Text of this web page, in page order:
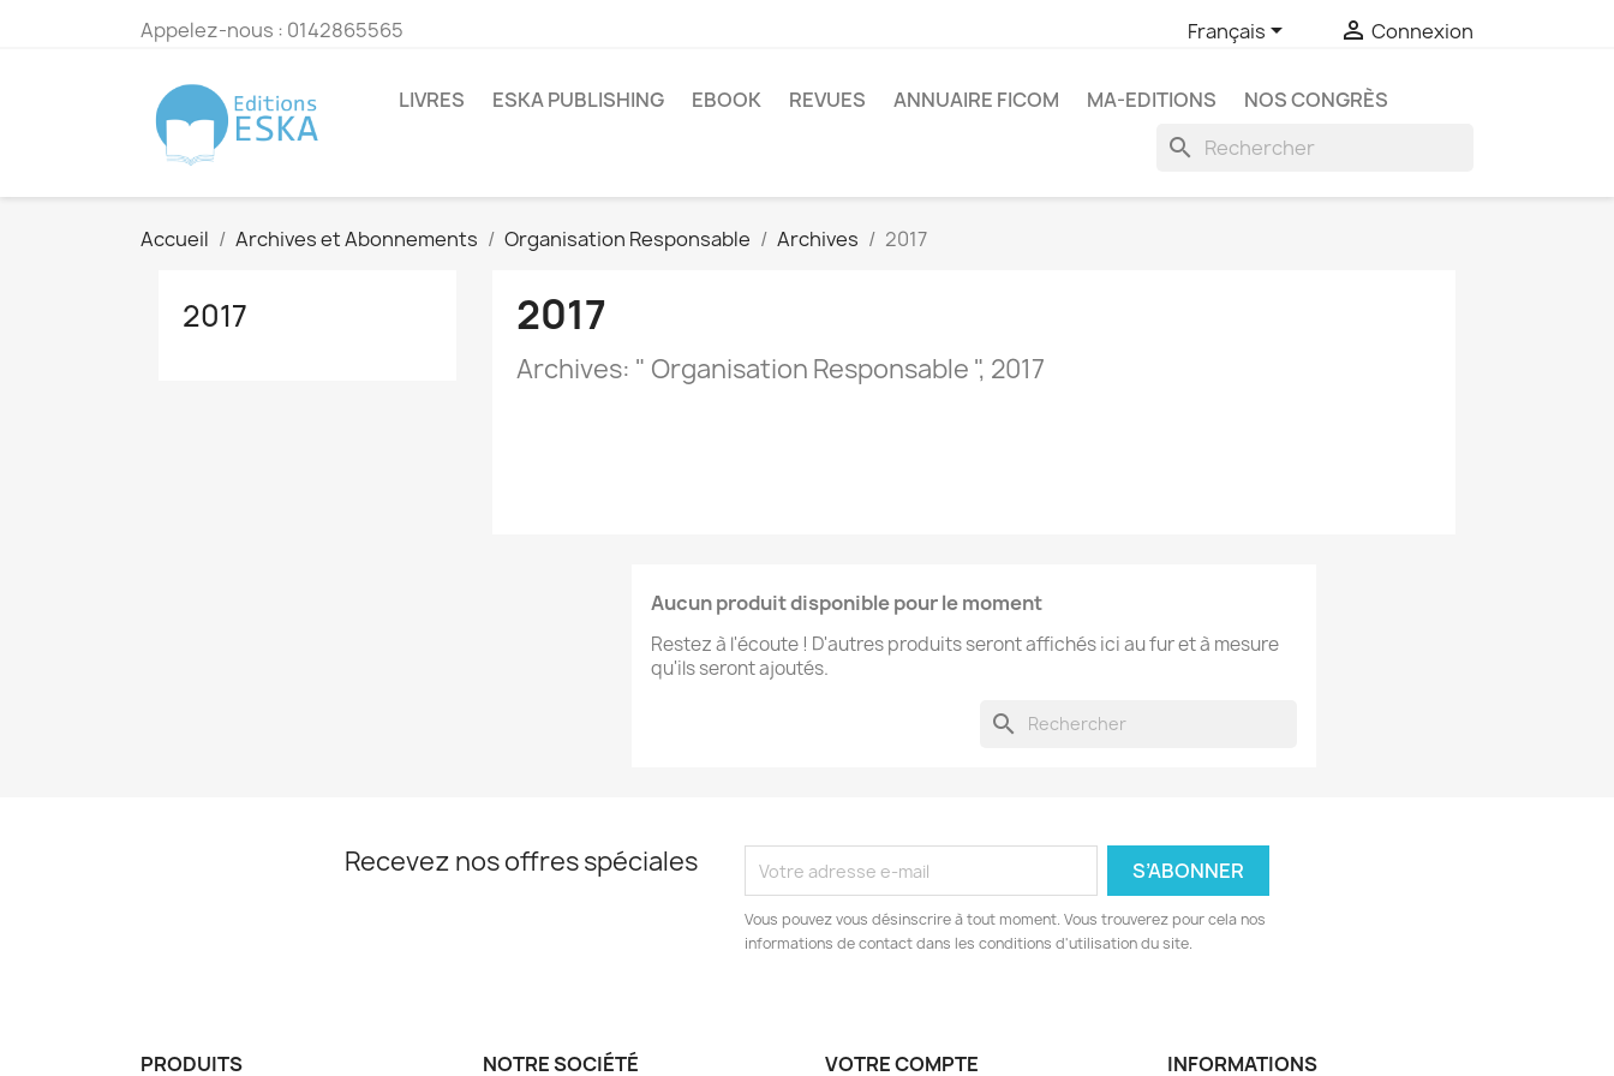
Appelez-nous : 0142865565 Français  Connexion
LIVRES ESKA PUBLISHING EBOOK REVUES ANNUAIRE FICOM MA-EDITIONS NOS CONGRÈS
search
Accueil Archives et Abonnements Organisation Responsable Archives 2017
2017 2017
Archives: " Organisation Responsable ", 2017
Aucun produit disponible pour le moment
Restez à l'écoute ! D'autres produits seront affichés ici au fur et à mesure
qu'ils seront ajoutés.
search
Recevez nos offres spéciales
Vous pouvez vous désinscrire à tout moment. Vous trouverez pour cela nos
informations de contact dans les conditions d'utilisation du site.
PRODUITS NOTRE SOCIÉTÉ VOTRE COMPTE INFORMATIONS